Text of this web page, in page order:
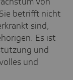
betrifft nicht
sind,
Es ist
und
und